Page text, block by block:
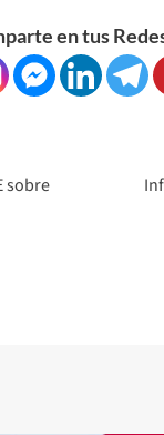
en tus
sobre